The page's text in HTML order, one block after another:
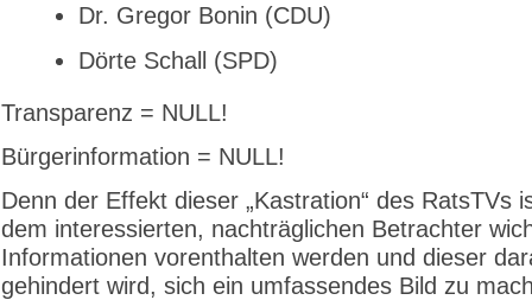
Dr. Gregor Bonin (CDU)
Dörte Schall (SPD)
Transparenz = NULL!
Bürgerinformation = NULL!
Denn der Effekt dieser „Kastration“ des RatsTVs
dem interessierten, nachträglichen Betrachter
Informationen vorenthalten werden und dieser
gehindert wird, sich ein umfassendes Bild zu